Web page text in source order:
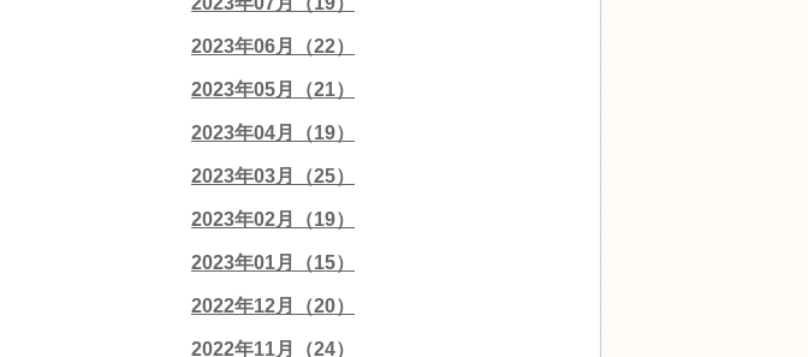
2023年06月（22）
2023年05月（21）
2023年04月（19）
2023年03月（25）
2023年02月（19）
2023年01月（15）
2022年12月（20）
2022年11月（24）